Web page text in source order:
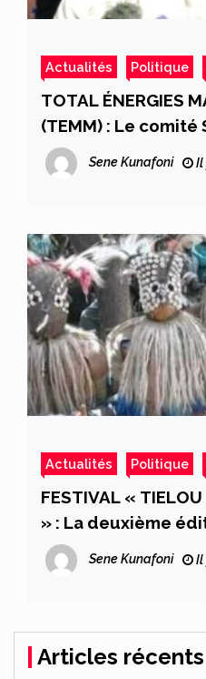
Actualités Politique
TOTAL ÉNERGIES
(TEMM) : Le
debout contre le
Michael FAULKNER
Sene Kunafoni Il
Actualités Politique
FESTIVAL «
» : La deuxième
mars 2022
Sene Kunafoni Il
Articles récents